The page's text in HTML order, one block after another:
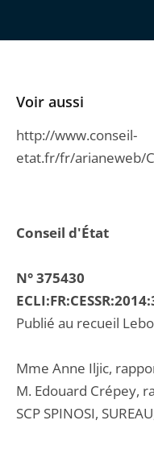
Conseil d'État
N° 375430
Publié au recueil
Mme Anne Iljic,
M. Edouard Crépey,
SCP SPINOSI,
Voir aussi
http://www.conseil-
etat.fr/fr/arianeweb/